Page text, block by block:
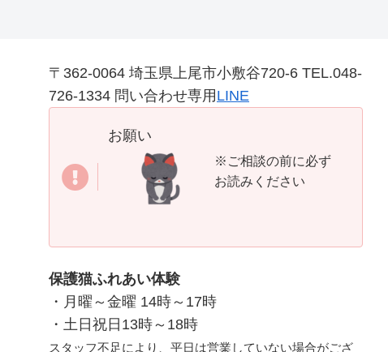
〒362-0064 埼玉県上尾市小敷谷720-6 TEL.048-
726-1334 問い合わせ専用 LINE
お願い
※ご相談の前に必ず
お読みください
保護猫ふれあい体験
・月曜～金曜 14時～17時
・土日祝日13時～18時
スタッフ不足により、平日は営業していない場合がござ